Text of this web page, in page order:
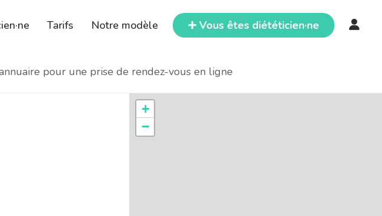
Tarifs Notre modèle ➕ Vous êtes diététicien·ne
pour une prise de rendez-vous en ligne
+
−